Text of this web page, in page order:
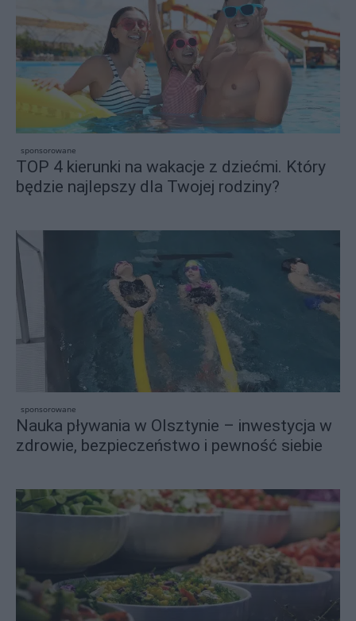
sponsorowane
TOP 4 kierunki na wakacje z dziećmi. Który
będzie najlepszy dla Twojej rodziny?
sponsorowane
Nauka pływania w Olsztynie – inwestycja w
zdrowie, bezpieczeństwo i pewność siebie